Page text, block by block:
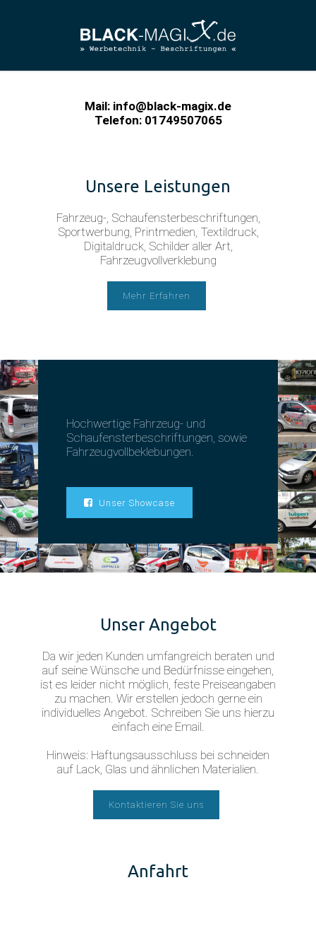
Mail: info@black-magix.de
Telefon: 01749507065
Unsere Leistungen
Fahrzeug-, Schaufensterbeschriftungen,
Sportwerbung, Printmedien, Textildruck,
Digitaldruck, Schilder aller Art,
Fahrzeugvollverklebung
Mehr Erfahren
Hochwertige Fahrzeug- und
Schaufensterbeschriftungen, sowie
Fahrzeugvollbeklebungen.
Unser Showcase
Unser Angebot
Da wir jeden Kunden umfangreich beraten und
auf seine Wünsche und Bedürfnisse eingehen,
ist es leider nicht möglich, feste Preiseangaben
zu machen. Wir erstellen jedoch gerne ein
individuelles Angebot. Schreiben Sie uns hierzu
einfach eine Email.
Hinweis: Haftungsausschluss bei schneiden
auf Lack, Glas und ähnlichen Materialien.
Kontaktieren Sie uns
Anfahrt